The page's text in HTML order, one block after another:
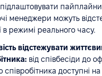
пайплайни
менеджери можуть
в режимі реального часу.
відстежувати
від співбесіди до
співробітника доступні на